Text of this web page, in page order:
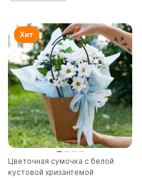
Цветочная сумочка с белой
кустовой хризантемой